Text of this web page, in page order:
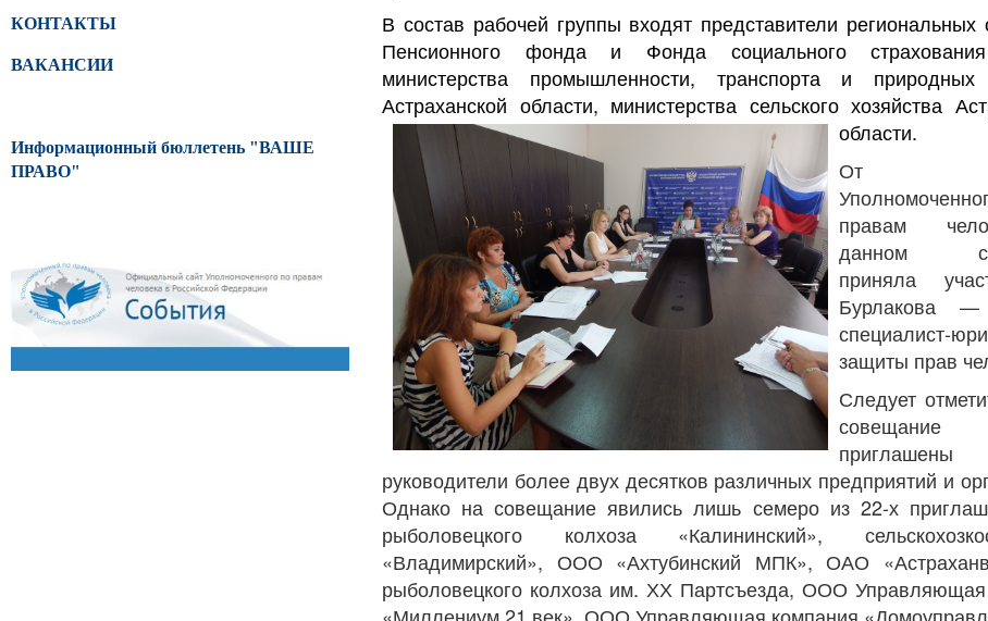
КОНТАКТЫ
ВАКАНСИИ
Информационный бюллетень "ВАШЕ
ПРАВО"
В состав рабочей группы входят представители региональных
Пенсионного фонда и Фонда социального
министерства промышленности, транспорта и природных
Астраханской области, министерства сельского хозяйства
области.
От
правам
данном
приняла
Бурлакова —
специалист-
защиты прав
Следует
приглашены
руководители более двух десятков различных предприятий и
Однако на совещание явились лишь семеро из 22-х
рыболовецкого колхоза «Калининский»,
«Владимирский», ООО «Ахтубинский МПК», ОАО
рыболовецкого колхоза им. ХХ Партсъезда, ООО